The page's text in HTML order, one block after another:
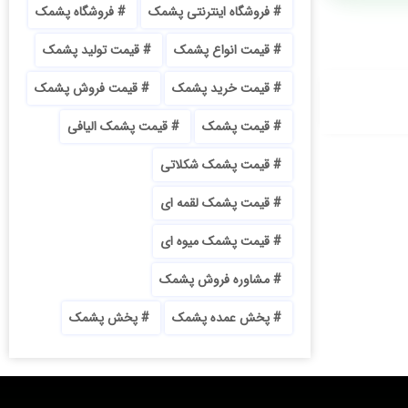
فروشگاه اینترنتی پشمک
فروشگاه پشمک
قیمت انواع پشمک
قیمت تولید پشمک
قیمت خرید پشمک
قیمت فروش پشمک
قیمت پشمک
قیمت پشمک الیافی
قیمت پشمک شکلاتی
قیمت پشمک لقمه ای
قیمت پشمک میوه ای
مشاوره فروش پشمک
پخش عمده پشمک
پخش پشمک